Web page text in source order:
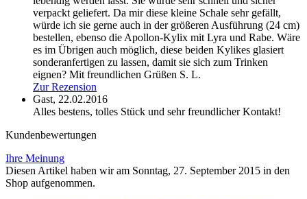
verpackt geliefert. Da mir diese kleine Schale sehr gefällt,
würde ich sie gerne auch in der größeren Ausführung (24 cm)
bestellen, ebenso die Apollon-Kylix mit Lyra und Rabe. Wäre
es im Übrigen auch möglich, diese beiden Kylikes glasiert
sonderanfertigen zu lassen, damit sie sich zum Trinken
eignen? Mit freundlichen Grüßen S. L.
Zur Rezension
Gast, 22.02.2016
Alles bestens, tolles Stück und sehr freundlicher Kontakt!
Kundenbewertungen
Ihre Meinung
Diesen Artikel haben wir am Sonntag, 27. September 2015 in den
Shop aufgenommen.